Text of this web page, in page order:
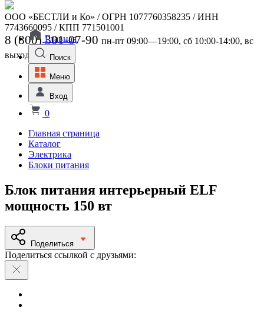
ООО «БЕСТЛИ и Ко» / ОГРН 1077760358235 / ИНН
7743660095 / КПП 771501001
8 (800) 301-07-90 пн-пт 09:00—19:00, сб 10:00-14:00, вс
выходной
Главная
Поиск
Меню
Вход
0
Главная страница
Каталог
Электрика
Блоки питания
Блок питания интерьерный ELF
мощность 150 вт
Поделиться
Поделиться ссылкой с друзьями: